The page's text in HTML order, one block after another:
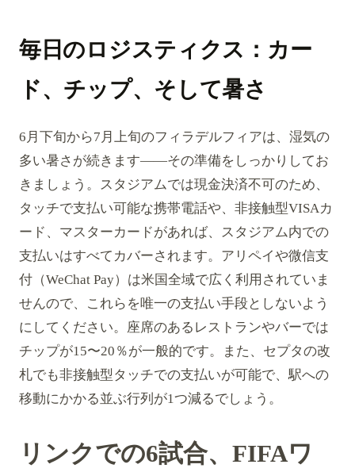
毎日のロジスティクス：カー
ド、チップ、そして暑さ
6月下旬から7月上旬のフィラデルフィアは、湿気の
多い暑さが続きます——その準備をしっかりしてお
きましょう。スタジアムでは現金決済不可のため、
タッチで支払い可能な携帯電話や、非接触型VISAカ
ード、マスターカードがあれば、スタジアム内での
支払いはすべてカバーされます。アリペイや微信支
付（WeChat Pay）は米国全域で広く利用されていま
せんので、これらを唯一の支払い手段としないよう
にしてください。座席のあるレストランやバーでは
チップが15〜20％が一般的です。また、セプタの改
札でも非接触型タッチでの支払いが可能で、駅への
移動にかかる並ぶ行列が1つ減るでしょう。
リンクでの6試合、FIFAワ